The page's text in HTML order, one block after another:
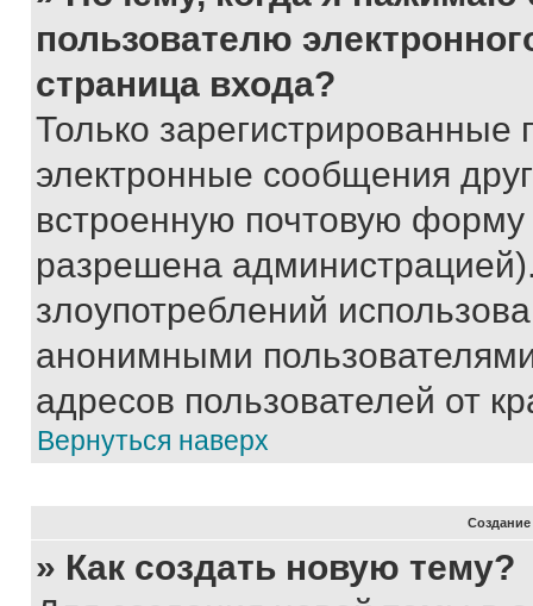
пользователю
страница входа?
Только зарегистрированные
электронные сообщения
встроенную почтовую
разрешена
злоупотреблений
анонимными
адресов пользователей от
Вернуться наверх
» Как создать новую тему?